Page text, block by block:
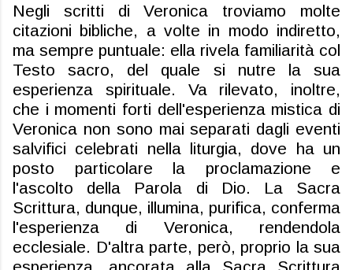
Negli scritti di Veronica troviamo molte
citazioni bibliche, a volte in modo indiretto,
ma sempre puntuale: ella rivela familiarità col
Testo sacro, del quale si nutre la sua
esperienza spirituale. Va rilevato, inoltre,
che i momenti forti dell'esperienza mistica di
Veronica non sono mai separati dagli eventi
salvifici celebrati nella liturgia, dove ha un
posto particolare la proclamazione e
l'ascolto della Parola di Dio. La Sacra
Scrittura, dunque, illumina, purifica, conferma
l'esperienza di Veronica, rendendola
ecclesiale. D'altra parte, però, proprio la sua